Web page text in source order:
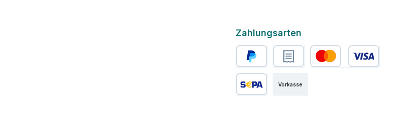
Zahlungsarten
PayPal
Vorkasse